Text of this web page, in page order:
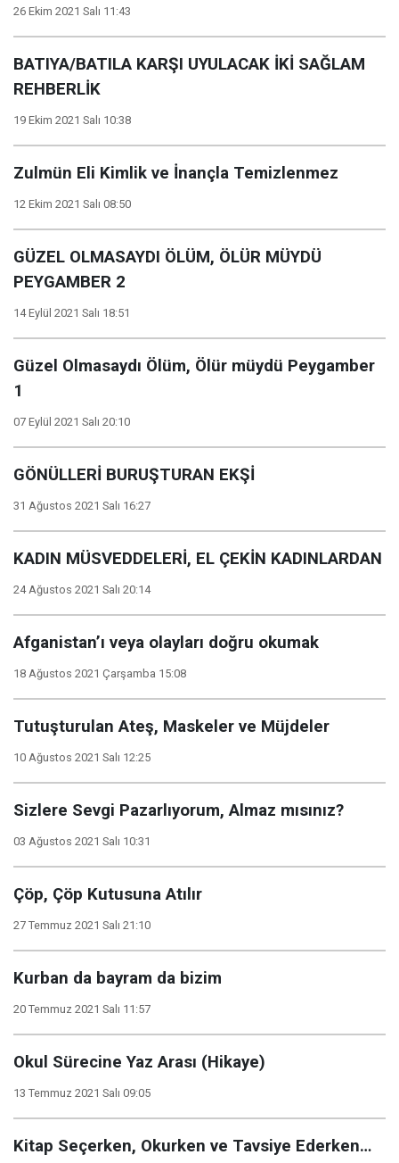
26 Ekim 2021 Salı 11:43
BATIYA/BATILA KARŞI UYULACAK İKİ SAĞLAM
REHBERLİK
19 Ekim 2021 Salı 10:38
Zulmün Eli Kimlik ve İnançla Temizlenmez
12 Ekim 2021 Salı 08:50
GÜZEL OLMASAYDI ÖLÜM, ÖLÜR MÜYDÜ
PEYGAMBER 2
14 Eylül 2021 Salı 18:51
Güzel Olmasaydı Ölüm, Ölür müydü Peygamber
1
07 Eylül 2021 Salı 20:10
GÖNÜLLERİ BURUŞTURAN EKŞİ
31 Ağustos 2021 Salı 16:27
KADIN MÜSVEDDELERİ, EL ÇEKİN KADINLARDAN
24 Ağustos 2021 Salı 20:14
Afganistan’ı veya olayları doğru okumak
18 Ağustos 2021 Çarşamba 15:08
Tutuşturulan Ateş, Maskeler ve Müjdeler
10 Ağustos 2021 Salı 12:25
Sizlere Sevgi Pazarlıyorum, Almaz mısınız?
03 Ağustos 2021 Salı 10:31
Çöp, Çöp Kutusuna Atılır
27 Temmuz 2021 Salı 21:10
Kurban da bayram da bizim
20 Temmuz 2021 Salı 11:57
Okul Sürecine Yaz Arası (Hikaye)
13 Temmuz 2021 Salı 09:05
Kitap Seçerken, Okurken ve Tavsiye Ederken…